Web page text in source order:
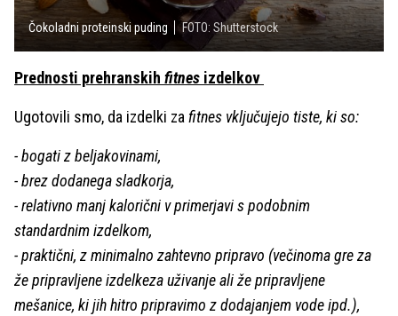
Čokoladni proteinski puding FOTO: Shutterstock
Prednosti prehranskih fitnes izdelkov
Ugotovili smo, da izdelki za fitnes vključujejo tiste, ki so:
- bogati z beljakovinami,
- brez dodanega sladkorja,
- relativno manj kalorični v primerjavi s podobnim
standardnim izdelkom,
- praktični, z minimalno zahtevno pripravo (večinoma gre za
že pripravljene izdelkeza uživanje ali že pripravljene
mešanice, ki jih hitro pripravimo z dodajanjem vode ipd.),